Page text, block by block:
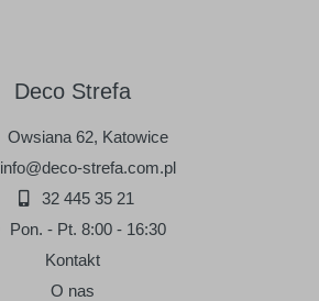
Deco Strefa
Owsiana 62, Katowice
info@deco-strefa.com.pl
32 445 35 21
Pon. - Pt. 8:00 - 16:30
Kontakt
O nas